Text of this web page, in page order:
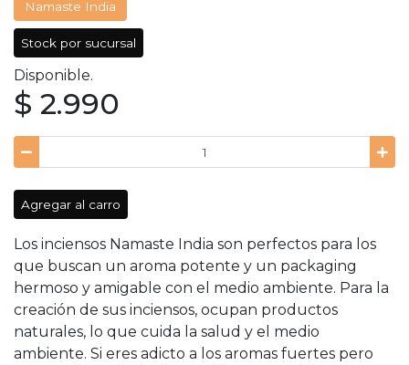
Namaste India
Stock por sucursal
Disponible.
$ 2.990
Agregar al carro
Los inciensos Namaste India son perfectos para los
que buscan un aroma potente y un packaging
hermoso y amigable con el medio ambiente. Para la
creación de sus inciensos, ocupan productos
naturales, lo que cuida la salud y el medio
ambiente. Si eres adicto a los aromas fuertes pero